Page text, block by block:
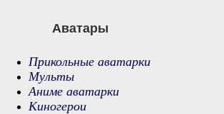
Аватары
Прикольные аватарки
Мульты
Аниме аватарки
Киногерои